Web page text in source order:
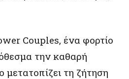
Couples, ένα φορτίο
την καθαρή
μετατοπίζει τη ζήτηση